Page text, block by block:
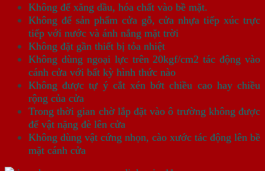
Không để xăng dầu, hóa chất vào bề mặt.
Không để sản phẩm cửa gỗ, cửa nhựa tiếp xúc trực
tiếp với nước và ánh nắng mặt trời
Không đặt gần thiết bị tỏa nhiệt
Không dùng ngoại lực trên 20kgf/cm2 tác động vào
cánh cửa với bất kỳ hình thức nào
Không được tự ý cắt xén bớt chiều cao hay chiều
rộng của cửa
Trong thời gian chờ lắp đặt vào ô trường không được
để vật nặng đè lên cửa
Không dùng vật cứng nhọn, cào xước tác động lên bề
mặt cánh cửa